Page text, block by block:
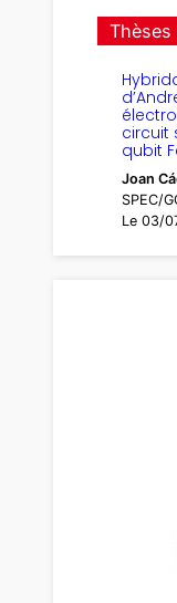
Thèses
circuit
qubit
Joan
SPEC/
Le 03/